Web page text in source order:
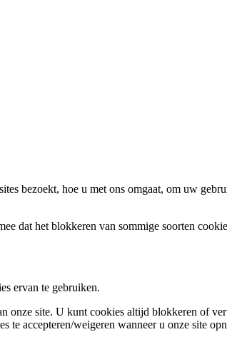
bezoekt, hoe u met ons omgaat, om uw
dat het blokkeren van sommige soorten
ervan te gebruiken.
onze site. U kunt cookies altijd blokkeren of
accepteren/weigeren wanneer u onze site